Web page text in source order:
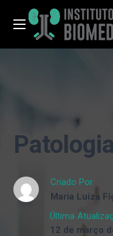
Criado Por
Maria Luiza
Última
12 de março